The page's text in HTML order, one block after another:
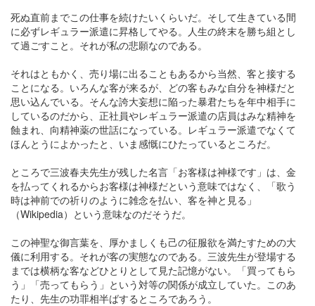
死ぬ直前までこの仕事を続けたいくらいだ。そして生きている間
に必ずレギュラー派遣に昇格してやる。人生の終末を勝ち組とし
て過ごすこと。それが私の悲願なのである。
それはともかく、売り場に出ることもあるから当然、客と接する
ことになる。いろんな客が来るが、どの客もみな自分を神様だと
思い込んでいる。そんな誇大妄想に陥った暴君たちを年中相手に
しているのだから、正社員やレギュラー派遣の店員はみな精神を
蝕まれ、向精神薬の世話になっている。レギュラー派遣でなくて
ほんとうによかったと、いま感慨にひたっているところだ。
ところで三波春夫先生が残した名言「お客様は神様です」は、金
を払ってくれるからお客様は神様だという意味ではなく、「歌う
時は神前での祈りのように雑念を払い、客を神と見る」
（Wikipedia）という意味なのだそうだ。
この神聖な御言葉を、厚かましくも己の征服欲を満たすための大
儀に利用する。それが客の実態なのである。三波先生が登場する
までは横柄な客などひとりとして見た記憶がない。「買ってもら
う」「売ってもらう」という対等の関係が成立していた。このあ
たり、先生の功罪相半ばするところであろう。